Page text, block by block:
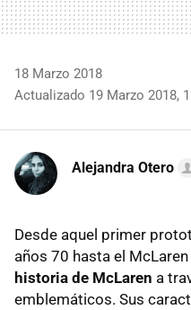
18 Marzo 2018
Actualizado 19 Marzo 2018,
Alejandra Otero
Desde aquel primer
años 70 hasta el
historia de McLaren a
emblemáticos. Sus